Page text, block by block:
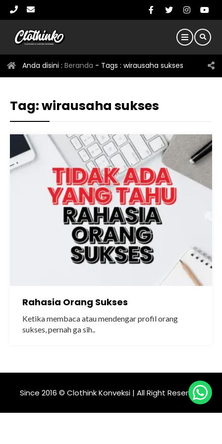
Anda disini : Beranda - Tags : wirausaha sukses
Tag:wirausaha sukses
Rahasia Orang Sukses
Ketika membaca atau mendengar profil orang
sukses, pernah ga sih..
Since 2016 © Clothink Konveksi | All Right Reserved